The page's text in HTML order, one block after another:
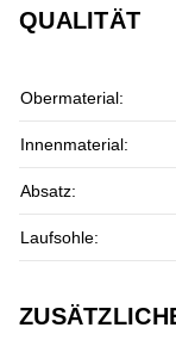
QUALITÄT
Obermaterial:
Innenmaterial:
Absatz:
Laufsohle: